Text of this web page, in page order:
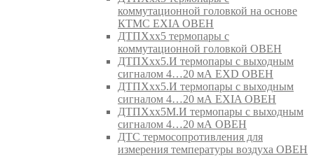
коммутационной головкой на основе
КТМС EXIA ОВЕН
ДТПХхх5 термопары с
коммутационной головкой ОВЕН
ДТПХхх5.И термопары с выходным
сигналом 4…20 мА EXD ОВЕН
ДТПХхх5.И термопары с выходным
сигналом 4…20 мА EXIA ОВЕН
ДТПХхх5М.И термопары с выходным
сигналом 4…20 мА ОВЕН
ДТС термосопротивления для
измерения температуры воздуха ОВЕН